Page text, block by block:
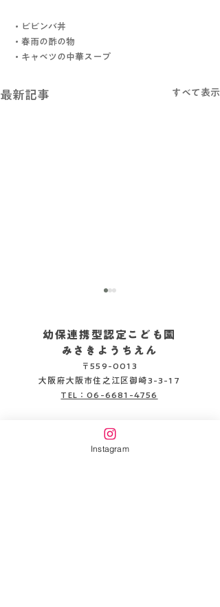
・ビビンバ丼
・春雨の酢の物
・キャベツの中華スープ
最新記事 すべて表示
2026.08.06
幼保連携型認定こども園
みさきようちえん
〒559-0013
大阪府大阪市住之江区御崎3-3-17
TEL：06-6681-4756
企業主導型保育施設
みさきピッコロ保育園
Instagram